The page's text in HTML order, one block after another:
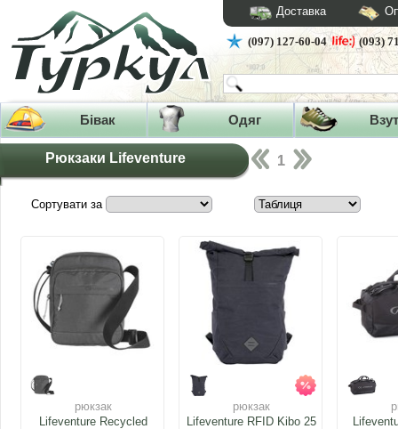
Доставка
(097) 127-60-04 (093)
Бівак Одяг
Рюкзаки Lifeventure 1
Сортувати за
рюкзак
Lifeventure Recycled
рюкзак
Lifeventure RFID Kibo 25